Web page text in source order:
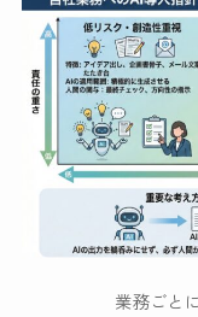
業務ごと